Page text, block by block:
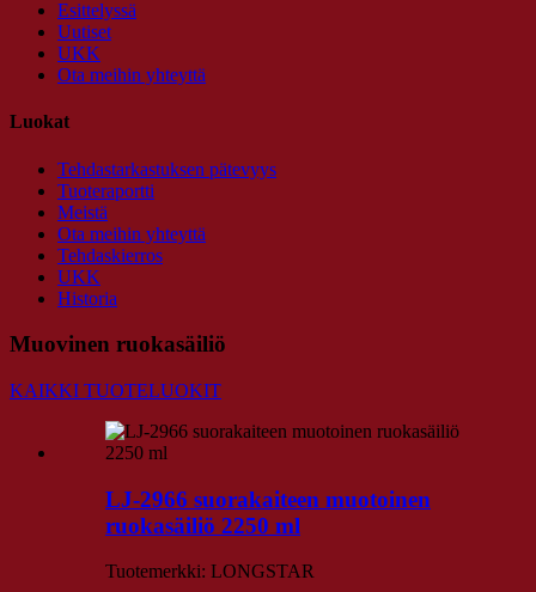
Esittelyssä
Uutiset
UKK
Ota meihin yhteyttä
Luokat
Tehdastarkastuksen pätevyys
Tuoteraportti
Meistä
Ota meihin yhteyttä
Tehdaskierros
UKK
Historia
Muovinen ruokasäiliö
KAIKKI TUOTELUOKIT
LJ-2966 suorakaiteen muotoinen
ruokasäiliö 2250 ml
Tuotemerkki: LONGSTAR